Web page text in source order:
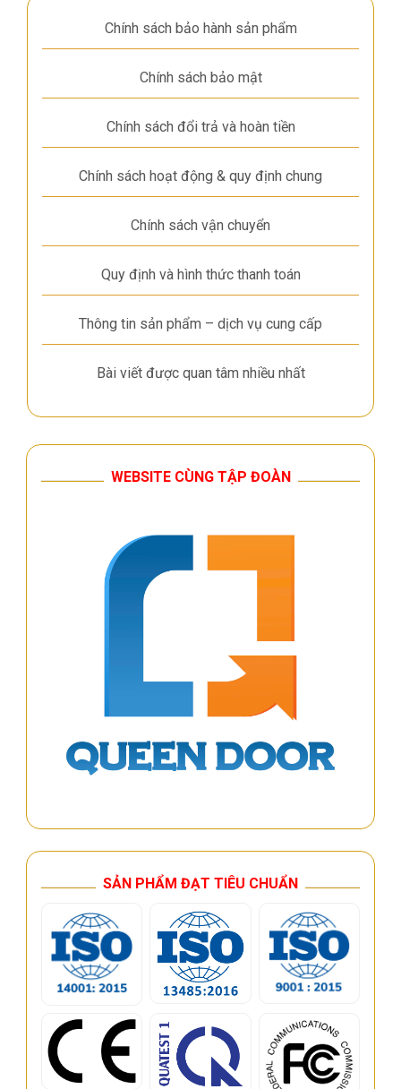
Chính sách bảo hành sản phẩm
Chính sách bảo mật
Chính sách đổi trả và hoàn tiền
Chính sách hoạt động & quy định chung
Chính sách vận chuyển
Quy định và hình thức thanh toán
Thông tin sản phẩm – dịch vụ cung cấp
Bài viết được quan tâm nhiều nhất
WEBSITE CÙNG TẬP ĐOÀN
SẢN PHẨM ĐẠT TIÊU CHUẨN